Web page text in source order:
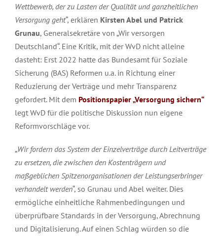
Wettbewerb, der zu Lasten der Qualität und ganzheitlichen
Versorgung geht“, erklären Kirsten Abel und Patrick
Grunau, Generalsekretäre von „Wir versorgen
Deutschland“. Eine Kritik, mit der WvD nicht alleine
dasteht: Erst 2022 hatte das Bundesamt für Soziale
Sicherung (BAS) Reformen u.a. in Richtung einer
Reduzierung der Verträge und mehr Transparenz
gefordert. Mit dem Positionspapier „Versorgung sichern“
legt WvD für die politische Diskussion nun eigene
Reformvorschläge vor.
„Wir fordern das System der Einzelverträge durch Leitverträge
zu ersetzen, die zwischen den Kostenträgern und
maßgeblichen Spitzenorganisationen der Leistungserbringer
verhandelt werden“, so Grunau und Abel weiter. Dies
ermögliche einheitliche Rahmenbedingungen und
überprüfbare Standards in der Versorgung, Abrechnung
und Digitalisierung. Auf einen Schlag würden so die